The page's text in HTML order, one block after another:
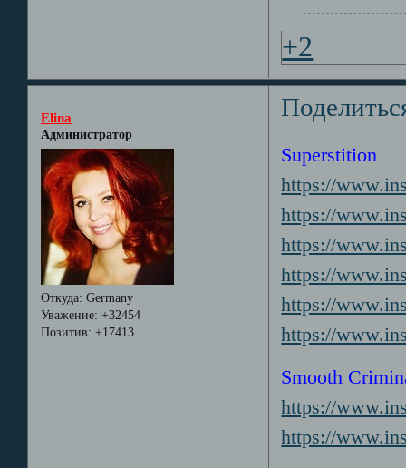
+2
Elina
Администратор
Откуда: Germany
Уважение: +32454
Позитив: +17413
Superstition
https://
https://
https://
https://
https://
https://
Smooth
https://
https://